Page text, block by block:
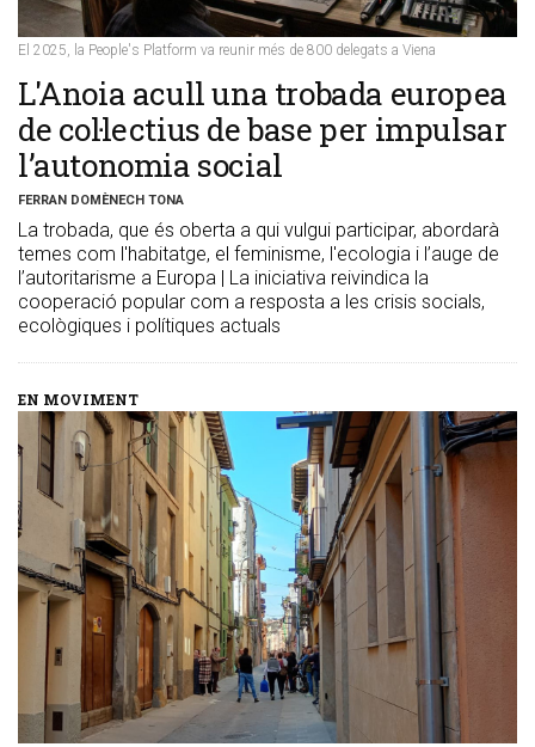
El 2025, la People's Platform va reunir més de 800 delegats a Viena
​L'Anoia acull una trobada europea
de col·lectius de base per impulsar
l’autonomia social
FERRAN DOMÈNECH TONA
La trobada, que és oberta a qui vulgui participar, abordarà
temes com l'habitatge, el feminisme, l'ecologia i l’auge de
l’autoritarisme a Europa | La iniciativa reivindica la
cooperació popular com a resposta a les crisis socials,
ecològiques i polítiques actuals
EN MOVIMENT